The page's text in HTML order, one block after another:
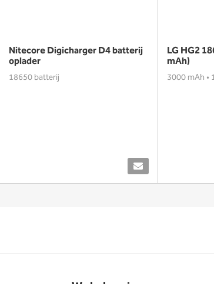
Nitecore Digicharger D4 batterij
oplader
18650 batterij
LG HG2
mAh)
3000 mAh •